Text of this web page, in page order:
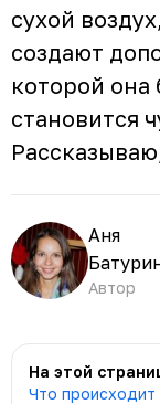
сухой
создают
которой она
становится
Аня
Автор
На этой
Что